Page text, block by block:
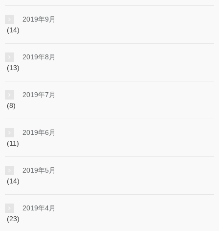
2019年9月
(14)
2019年8月
(13)
2019年7月
(8)
2019年6月
(11)
2019年5月
(14)
2019年4月
(23)